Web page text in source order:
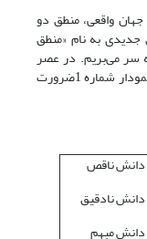
واقعی، منطق دو
جدیدی به نام «منطق
سر می‌بریم. در عصر
پیچیدگی، تفکر فازی ضرورت پیدا کرده است. نمودار شماره 1ضرورت
دانش ناقص
دانش نادقیق
دانش مبهم